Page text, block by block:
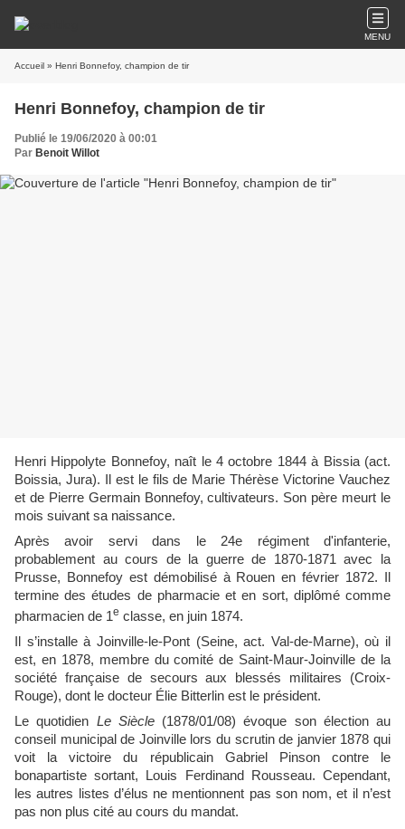
MENU
Accueil » Henri Bonnefoy, champion de tir
Henri Bonnefoy, champion de tir
Publié le 19/06/2020 à 00:01
Par Benoit Willot
Henri Hippolyte Bonnefoy, naît le 4 octobre 1844 à Bissia (act.
Boissia, Jura). Il est le fils de Marie Thérèse Victorine Vauchez
et de Pierre Germain Bonnefoy, cultivateurs. Son père meurt le
mois suivant sa naissance.
Après avoir servi dans le 24e régiment d'infanterie,
probablement au cours de la guerre de 1870-1871 avec la
Prusse, Bonnefoy est démobilisé à Rouen en février 1872. Il
termine des études de pharmacie et en sort, diplômé comme
pharmacien de 1e classe, en juin 1874.
Il s’installe à Joinville-le-Pont (Seine, act. Val-de-Marne), où il
est, en 1878, membre du comité de Saint-Maur-Joinville de la
société française de secours aux blessés militaires (Croix-
Rouge), dont le docteur Élie Bitterlin est le président.
Le quotidien Le Siècle(1878/01/08) évoque son élection au
conseil municipal de Joinville lors du scrutin de janvier 1878 qui
voit la victoire du républicain Gabriel Pinson contre le
bonapartiste sortant, Louis Ferdinand Rousseau. Cependant,
les autres listes d’élus ne mentionnent pas son nom, et il n’est
pas non plus cité au cours du mandat.